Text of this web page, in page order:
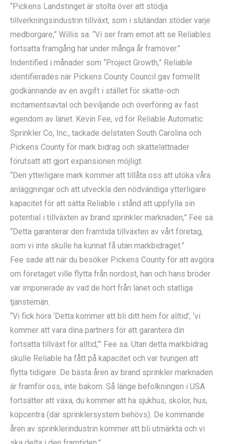
“Pickens Landstinget är stolta över att stödja
tillverkningsindustrin tillväxt, som i slutändan stöder varje
medborgare,” Willis sa. “Vi ser fram emot att se Reliables
fortsatta framgång här under många år framöver.”
Indentified i månader som “Project Growth,” Reliable
identifierades när Pickens County Council gav formellt
godkännande av en avgift i stället för skatte-och
incitamentsavtal och beviljande och överföring av fast
egendom av länet. Kevin Fee, vd för Reliable Automatic
Sprinkler Co, Inc., tackade delstaten South Carolina och
Pickens County för mark bidrag och skattelättnader
förutsatt att gjort expansionen möjligt.
“Den ytterligare mark kommer att tillåta oss att utöka våra
anläggningar och att utveckla den nödvändiga ytterligare
kapacitet för att sätta Reliable i stånd att uppfylla sin
potential i tillväxten av brand sprinkler marknaden,” Fee sa.
“Detta garanterar den framtida tillväxten av vårt företag,
som vi inte skulle ha kunnat få utan markbidraget.”
Fee sade att när du besöker Pickens County för att avgöra
om företaget ville flytta från nordost, han och hans bröder
var imponerade av vad de hört från länet och statliga
tjänstemän.
“Vi fick höra ‘Detta kommer att bli ditt hem för alltid’, ‘vi
kommer att vara dina partners för att garantera din
fortsatta tillväxt för alltid,'” Fee sa. Utan detta markbidrag
skulle Reliable ha fått på kapacitet och var tvungen att
flytta tidigare. De bästa åren av brand sprinkler marknaden
är framför oss, inte bakom. Så länge befolkningen i USA
fortsätter att växa, du kommer att ha sjukhus, skolor, hus,
köpcentra (där sprinklersystem behövs). De kommande
åren av sprinklerindustrin kommer att bli utmärkta och vi